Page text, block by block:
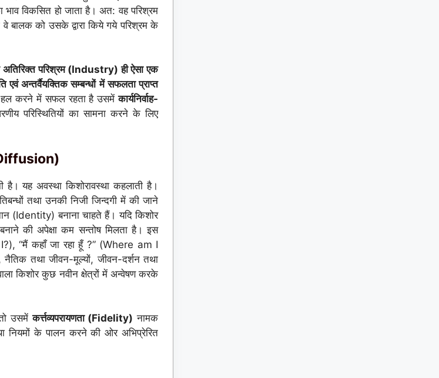
भाव विकसित हो जाता है। अत: वह परिश्रम
बालक को उसके द्वारा किये गये परिश्रम के
अतिरिक्त परिश्रम (Industry) ही ऐसा एक
अन्तर्वैयक्तिक सम्बन्धों में सफलता प्राप्त
हल करने में सफल रहता है उसमेंकार्यनिर्वाह-
परिस्थितियों का सामना करने के लिए
यह अवस्था किशोरावस्था कहलाती है।
तथा उनकी निजी जिन्दगी में की जाने
(Identity) बनाना चाहते हैं। यदि किशोर
की अपेक्षा कम सन्तोष मिलता है। इस
“मैं कहाँ जा रहा हूँ ?” (Where am I
तथा जीवन-मूल्यों, जीवन-दर्शन तथा
किशोर कुछ नवीन क्षेत्रों में अन्वेषण करके
तो उसमेंकर्त्तव्यपरायणता (Fidelity) नामक
नियमों के पालन करने की ओर अभिप्रेरित